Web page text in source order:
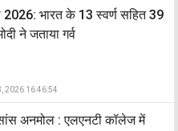
भारत के 13 स्वर्ण सहित 39
ने जताया गर्व
2026 16:46:54
अनमोल : एलएनटी कॉलेज में